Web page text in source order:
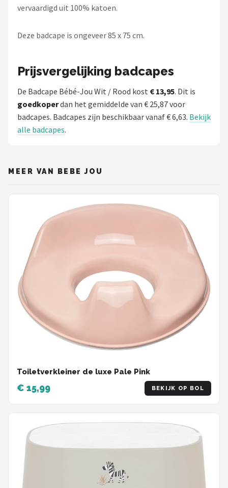
vervaardigd uit 100% katoen.
Deze badcape is ongeveer 85 x 75 cm.
Prijsvergelijking badcapes
De Badcape Bébé-Jou Wit / Rood kost € 13,95. Dit is
goedkoperdan het gemiddelde van € 25,87 voor
badcapes. Badcapes zijn beschikbaar vanaf € 6,63. Bekijk
alle badcapes.
MEER VAN BEBE JOU
Toiletverkleiner de luxe Pale Pink
€ 15,99 BEKIJK OP BOL